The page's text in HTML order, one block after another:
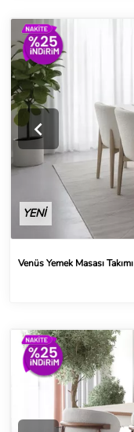
YENİ
Venüs Yemek Masası Takımı